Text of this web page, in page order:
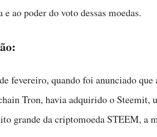
ao poder do voto dessas moedas.
fevereiro, quando foi anunciado que
Tron, havia adquirido o Steemit,
grande da criptomoeda STEEM, a